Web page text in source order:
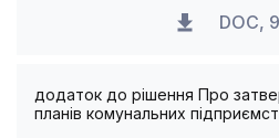
DOC,
додаток до рішення Про
планів комунальних